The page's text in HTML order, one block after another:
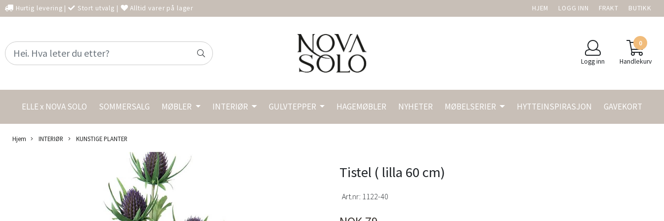
Hurtig levering | Stort utvalg | Alltid varer på lager HJEM LOGG INN FRAKT BUTIKK
Logg inn
0
Handlekurv
ELLE x NOVA SOLO SOMMERSALG MØBLER INTERIØR GULVTEPPER HAGEMØBLER NYHETER MØBELSERIER HYTTEINSPIRASJON GAVEKORT
Hjem INTERIØR KUNSTIGE PLANTER
Tistel ( lilla 60 cm)
Art.nr: 1122-40